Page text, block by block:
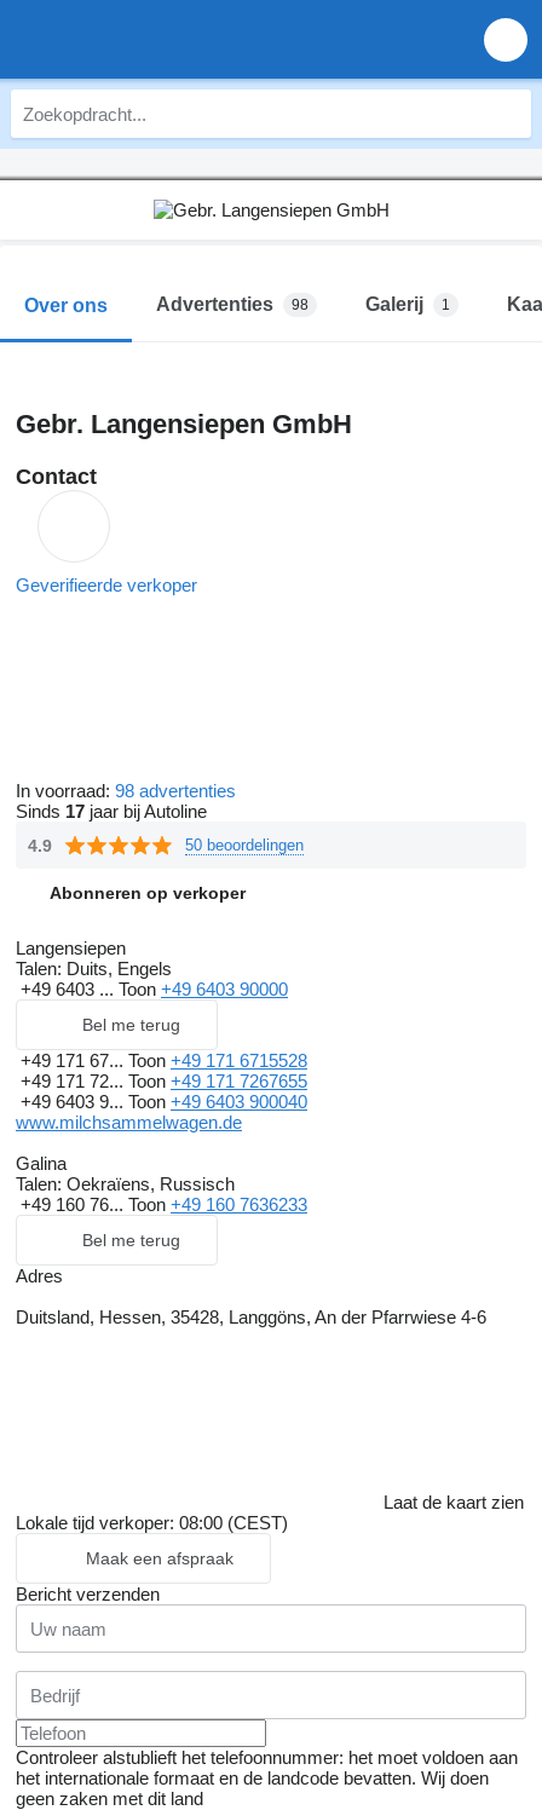
Over ons Advertenties 98 Galerij 1
Gebr. Langensiepen GmbH
Contact
Geverifieerde verkoper
In voorraad: 98 advertenties
Sinds 17 jaar bij Autoline
4.9 50 beoordelingen
Abonneren op verkoper
Langensiepen
Talen: Duits, Engels
+49 6403 ... Toon +49 6403 90000
Bel me terug
+49 171 67... Toon +49 171 6715528
+49 171 72... Toon +49 171 7267655
+49 6403 9... Toon +49 6403 900040
www.milchsammelwagen.de
Galina
Talen: Oekraïens, Russisch
+49 160 76... Toon +49 160 7636233
Bel me terug
Adres
Duitsland, Hessen, 35428, Langgöns, An der Pfarrwiese 4-6
Laat de kaart zien
Lokale tijd verkoper: 08:00 (CEST)
Maak een afspraak
Bericht verzenden
Controleer alstublieft het telefoonnummer: het moet voldoen aan
het internationale formaat en de landcode bevatten. Wij doen
geen zaken met dit land